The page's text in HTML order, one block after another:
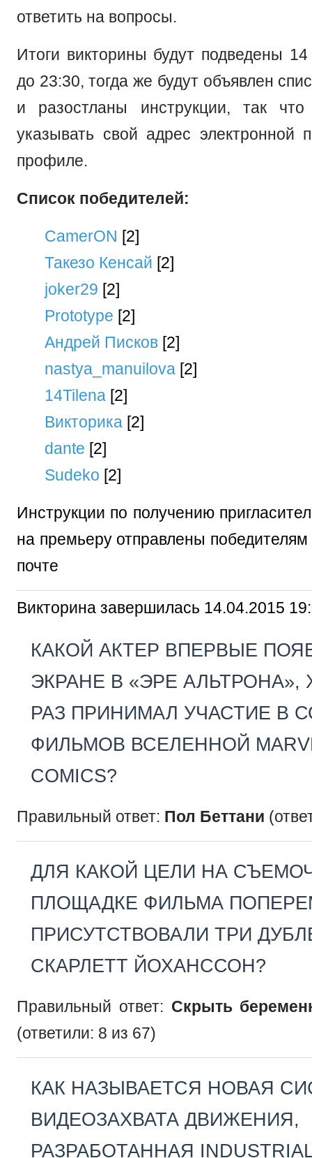
ответить на вопросы.
Итоги викторины будут подведены
до 23:30, тогда же будут объявлен
и разостланы инструкции, так
указывать свой адрес электронной
профиле.
Список победителей:
CamerON [2]
Такезо Кенсай [2]
joker29 [2]
Prototype [2]
Андрей Писков [2]
nastya_manuilova [2]
14Tilena [2]
Викторика [2]
dante [2]
Sudeko [2]
Инструкции по получению
на премьеру отправлены победителям
почте
Викторина завершилась 14.04.2015
КАКОЙ АКТЕР ВПЕРВЫЕ
ЭКРАНЕ В «ЭРЕ АЛЬТРОНА»,
РАЗ ПРИНИМАЛ УЧАСТИЕ В
ФИЛЬМОВ ВСЕЛЕННОЙ
COMICS?
Правильный ответ: Пол Беттани
ДЛЯ КАКОЙ ЦЕЛИ НА
ПЛОЩАДКЕ ФИЛЬМА
ПРИСУТСТВОВАЛИ ТРИ
СКАРЛЕТТ ЙОХАНССОН?
Правильный ответ: Скрыть
(ответили: 8 из 67)
КАК НАЗЫВАЕТСЯ НОВАЯ
ВИДЕОЗАХВАТА ДВИЖЕНИЯ,
РАЗРАБОТАННАЯ